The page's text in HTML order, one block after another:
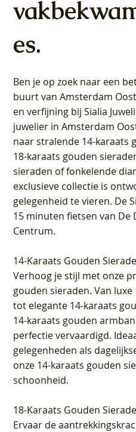
es.
Ben je op zoek naar een
buurt van Amsterdam Oost
en verfijning bij Sialia
juwelier in Amsterdam
naar stralende 14-karaats
18-karaats gouden
sieraden of fonkelende
exclusieve collectie is
gelegenheid te vieren. De
15 minuten fietsen van De
Centrum.
14-Karaats Gouden
Verhoog je stijl met onze
gouden sieraden. Van
tot elegante 14-karaats
14-karaats gouden
perfectie vervaardigd.
gelegenheden als
onze 14-karaats gouden
schoonheid.
18-Karaats Gouden
Ervaar de